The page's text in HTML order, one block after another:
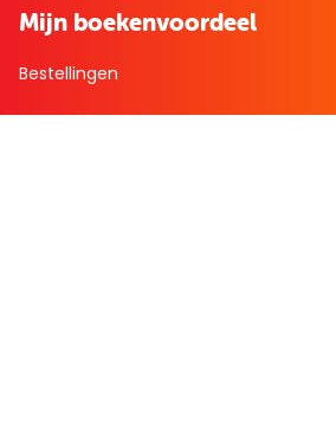
Mijn boekenvoordeel
Bestellingen